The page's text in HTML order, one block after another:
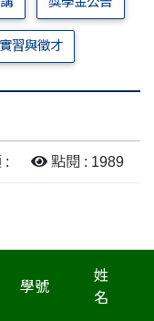
實習與徵才
: 點閱 : 1989
學號
姓
名